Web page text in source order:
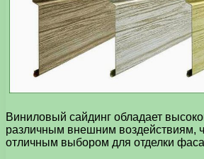
Виниловый сайдинг обладает
различным внешним воздействиям,
отличным выбором для отделки